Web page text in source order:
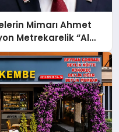
Mimarı Ahmet
Metrekarelik “Al
Projesini Hayata